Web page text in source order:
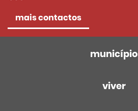
mais contactos
município
viver